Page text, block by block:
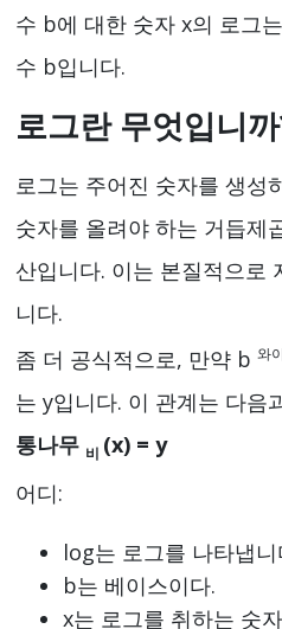
수 b에 대한 숫자 x의 로그
수 b입니다.
로그란 무엇입니
로그는 주어진 숫자를 생성
숫자를 올려야 하는 거듭제
산입니다. 이는 본질적으로
니다.
좀 더 공식적으로, 만약 b 와
는 y입니다. 이 관계는 다음
통나무 비 (x) = y
어디:
⁡log는 로그를 나타냅니
b는 베이스이다.
x는 로그를 취하는 숫